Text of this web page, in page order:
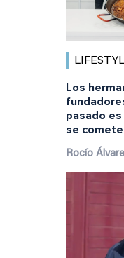
Los
pasado
se
Rocío